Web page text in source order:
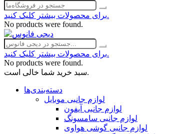
برای محصولات بیشتر کلیک کنید.
No products were found.
برای محصولات بیشتر کلیک کنید.
No products were found.
سبد خرید شما خالی است.
دسته‌بندی‌ها
لوازم جانبی موبایل
لوازم جانبی آیفون
لوازم جانبی سامسونگ
لوازم جانبی گوشی هواوی